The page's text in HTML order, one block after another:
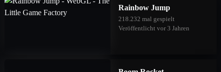
Rainbow Jump
218.232 mal gespielt
Veröffentlicht vor 3 Jahren